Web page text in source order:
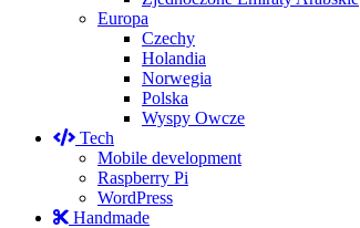
Europa
Czechy
Holandia
Norwegia
Polska
Wyspy Owcze
Tech
Mobile development
Raspberry Pi
WordPress
Handmade